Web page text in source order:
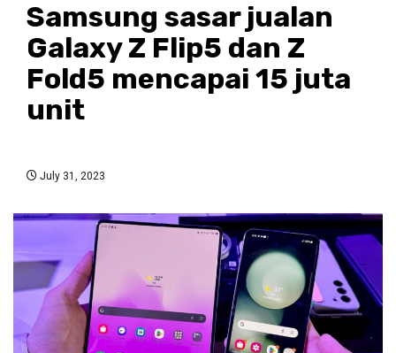
Samsung sasar jualan
Galaxy Z Flip5 dan Z
Fold5 mencapai 15 juta
unit
July 31, 2023